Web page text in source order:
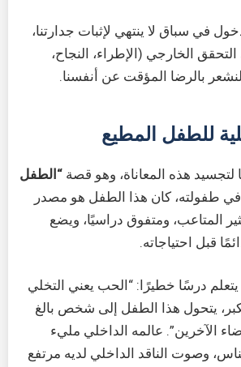
في سباق لا ينتهي لإثبات جدارتنا،
الخارجي (الإطراء، النجاح،
بالرضا المؤقت عن أنفسنا.
للطفل المطيع
لتجسيد هذه المعاناة، وهو قصة “الطفل
في طفولته، كان هذا الطفل هو مصدر
المتاعب، ومتفوق دراسيًا، ويضع
قبل احتياجاته.
درسًا خطيرًا: “الحب يعني التخلي
يتحول هذا الطفل إلى شخص بالغ
الآخرين”. عالمه الداخلي مليء
وصوت الناقد الداخلي لديه مرتفع